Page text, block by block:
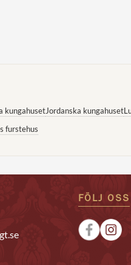
kungahusetJordanska kungahuset
furstehus
FÖLJ OSS